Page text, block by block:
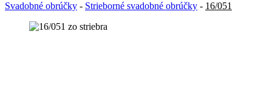
Svadobné obrúčky - Strieborné svadobné obrúčky - 16/051